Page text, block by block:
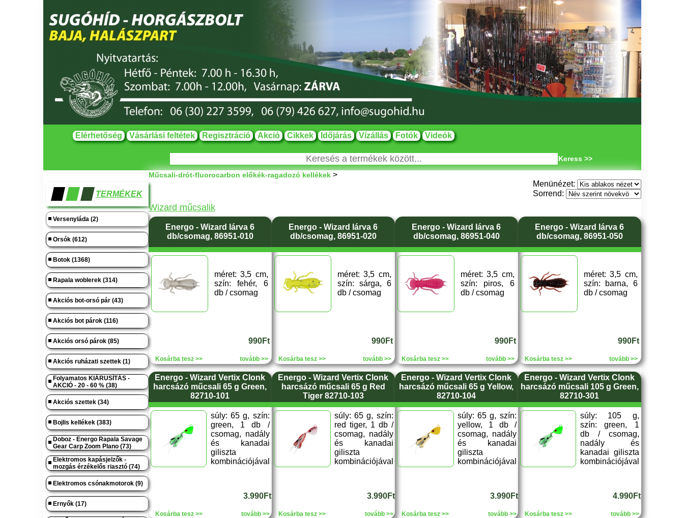
Elérhetőség Vásárlási feltétek Regisztráció Akció Cikkek Időjárás Vízállás Fotók Videók
Keress >>
TERMÉKEK
Versenyláda (2)
Orsók (612)
Botok (1368)
Rapala woblerek (314)
Akciós bot-orsó pár (43)
Akciós bot párok (116)
Akciós orsó párok (85)
Akciós ruházati szettek (1)
Folyamatos KIÁRUSÍTÁS -
AKCIÓ - 20 - 60 % (38)
Akciós szettek (34)
Bojlis kellékek (383)
Doboz - Energo Rapala Savage
Gear Carp Zoom Plano (73)
Elektromos kapásjelzők -
mozgás érzékelős riasztó (74)
Elektromos csónakmotorok (9)
Ernyők (17)
Műcsali-drót-fluorocarbon előkék-ragadozó kellékek>
Menünézet:
Sorrend:
Wizard műcsalik
Energo - Wizard lárva 6
db/csomag, 86951-010
méret: 3,5 cm,
szín: fehér, 6
db / csomag
990Ft
Kosárba tesz >> tovább >>
Energo - Wizard lárva 6
db/csomag, 86951-020
méret: 3,5 cm,
szín: sárga, 6
db / csomag
990Ft
Kosárba tesz >> tovább >>
Energo - Wizard lárva 6
db/csomag, 86951-040
méret: 3,5 cm,
szín: piros, 6
db / csomag
990Ft
Kosárba tesz >> tovább >>
Energo - Wizard lárva 6
db/csomag, 86951-050
méret: 3,5 cm,
szín: barna, 6
db / csomag
990Ft
Kosárba tesz >> tovább >>
Energo - Wizard Vertix Clonk
harcsázó műcsali 65 g Green,
82710-101
súly: 65 g, szín:
green, 1 db /
csomag, nadály
és kanadai
giliszta
kombinációjával
3.990Ft
Kosárba tesz >> tovább >>
Energo - Wizard Vertix Clonk
harcsázó műcsali 65 g Red
Tiger 82710-103
súly: 65 g, szín:
red tiger, 1 db /
csomag, nadály
és kanadai
giliszta
kombinációjával
3.990Ft
Kosárba tesz >> tovább >>
Energo - Wizard Vertix Clonk
harcsázó műcsali 65 g Yellow,
82710-104
súly: 65 g, szín:
yellow, 1 db /
csomag, nadály
és kanadai
giliszta
kombinációjával
3.990Ft
Kosárba tesz >> tovább >>
Energo - Wizard Vertix Clonk
harcsázó műcsali 105 g Green,
82710-301
súly: 105 g,
szín: green, 1
db / csomag,
nadály és
kanadai giliszta
kombinációjával
4.990Ft
Kosárba tesz >> tovább >>